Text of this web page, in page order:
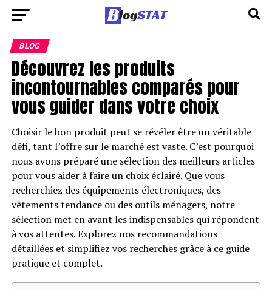
BLOG
Découvrez les produits
incontournables comparés pour
vous guider dans votre choix
Choisir le bon produit peut se révéler être un véritable
défi, tant l’offre sur le marché est vaste. C’est pourquoi
nous avons préparé une sélection des meilleurs articles
pour vous aider à faire un choix éclairé. Que vous
recherchiez des équipements électroniques, des
vêtements tendance ou des outils ménagers, notre
sélection met en avant les indispensables qui répondent
à vos attentes. Explorez nos recommandations
détaillées et simplifiez vos recherches grâce à ce guide
pratique et complet.